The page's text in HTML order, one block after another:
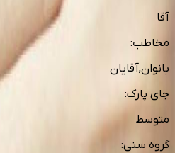
آقا
مخاطب:
بانوان,آقایان
جای پارک:
متوسط
گروه سنی: